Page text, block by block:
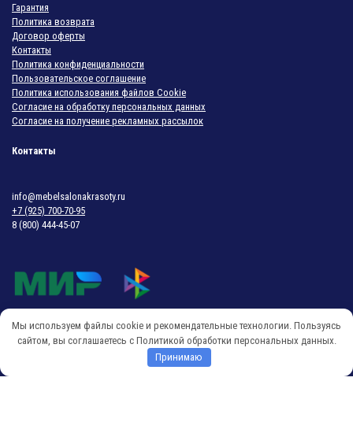
Гарантия
Политика возврата
Договор оферты
Контакты
Политика конфиденциальности
Пользовательское соглашение
Политика использования файлов Cookie
Согласие на обработку персональных данных
Согласие на получение рекламных рассылок
Контакты
info@mebelsalonakrasoty.ru
+7 (925) 700-70-95
8 (800) 444-45-07
© 2018-2026 Мебель Салона Красоты
Мы используем файлы cookie и рекомендательные технологии. Пользуясь
сайтом, вы соглашаетесь с Политикой обработки персональных данных.
Принимаю